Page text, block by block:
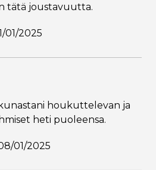
tätä joustavuutta.
01/2025
houkuttelevan ja
heti puoleensa.
01/2025